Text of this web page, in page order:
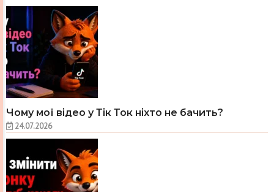
Чому мої відео у Тік Ток ніхто не бачить?
24.07.2026